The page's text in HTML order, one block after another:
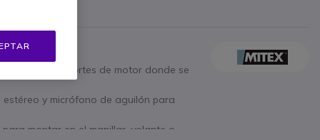
y otros deportes de motor donde se
y micrófono de aguilón para
montar en el manillar, volante o